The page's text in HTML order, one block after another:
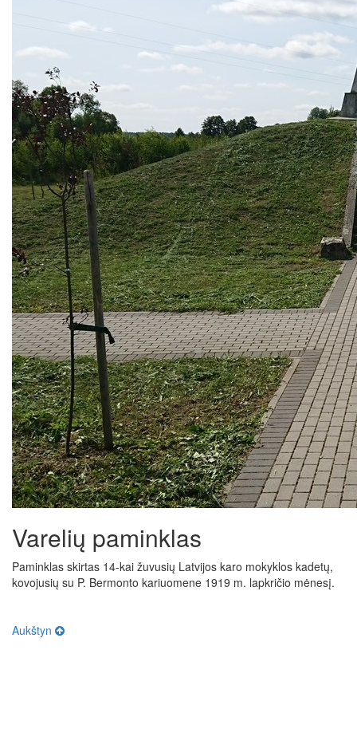
Varelių paminklas
Paminklas skirtas 14-kai žuvusių Latvijos karo mokyklos kadetų,
kovojusių su P. Bermonto kariuomene 1919 m. lapkričio mėnesį.
Aukštyn